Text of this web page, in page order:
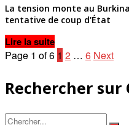
La tension monte au
tentative de coup d'État
Lire la suiteDetails
Page 1 of 6 1 2 … 6 Next
Rechercher sur